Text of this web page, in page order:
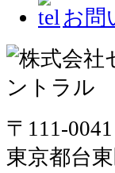
お問
〒111-0041
東京都台